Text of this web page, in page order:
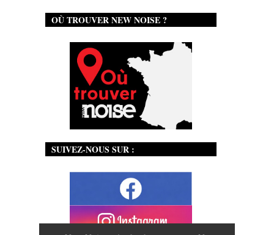
OÙ TROUVER NEW NOISE ?
SUIVEZ-NOUS SUR :